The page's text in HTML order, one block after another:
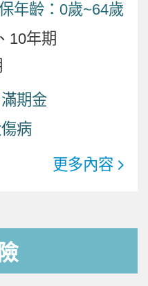
年齡：0歲~64歲
10年期
滿期金
病
更多內容